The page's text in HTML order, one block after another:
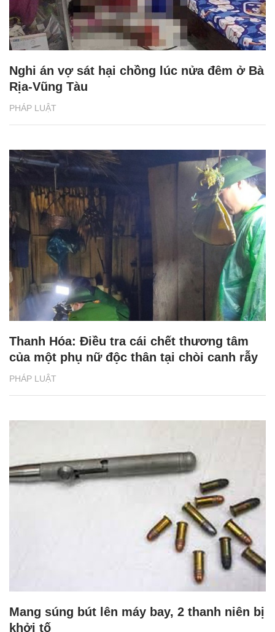
PHÁP LUẬT
Nghi án vợ sát hại chồng lúc nửa đêm ở Bà
Rịa-Vũng Tàu
PHÁP LUẬT
Thanh Hóa: Điều tra cái chết thương tâm
của một phụ nữ độc thân tại chòi canh rẫy
Mang súng bút lên máy bay, 2 thanh niên bị
khởi tố